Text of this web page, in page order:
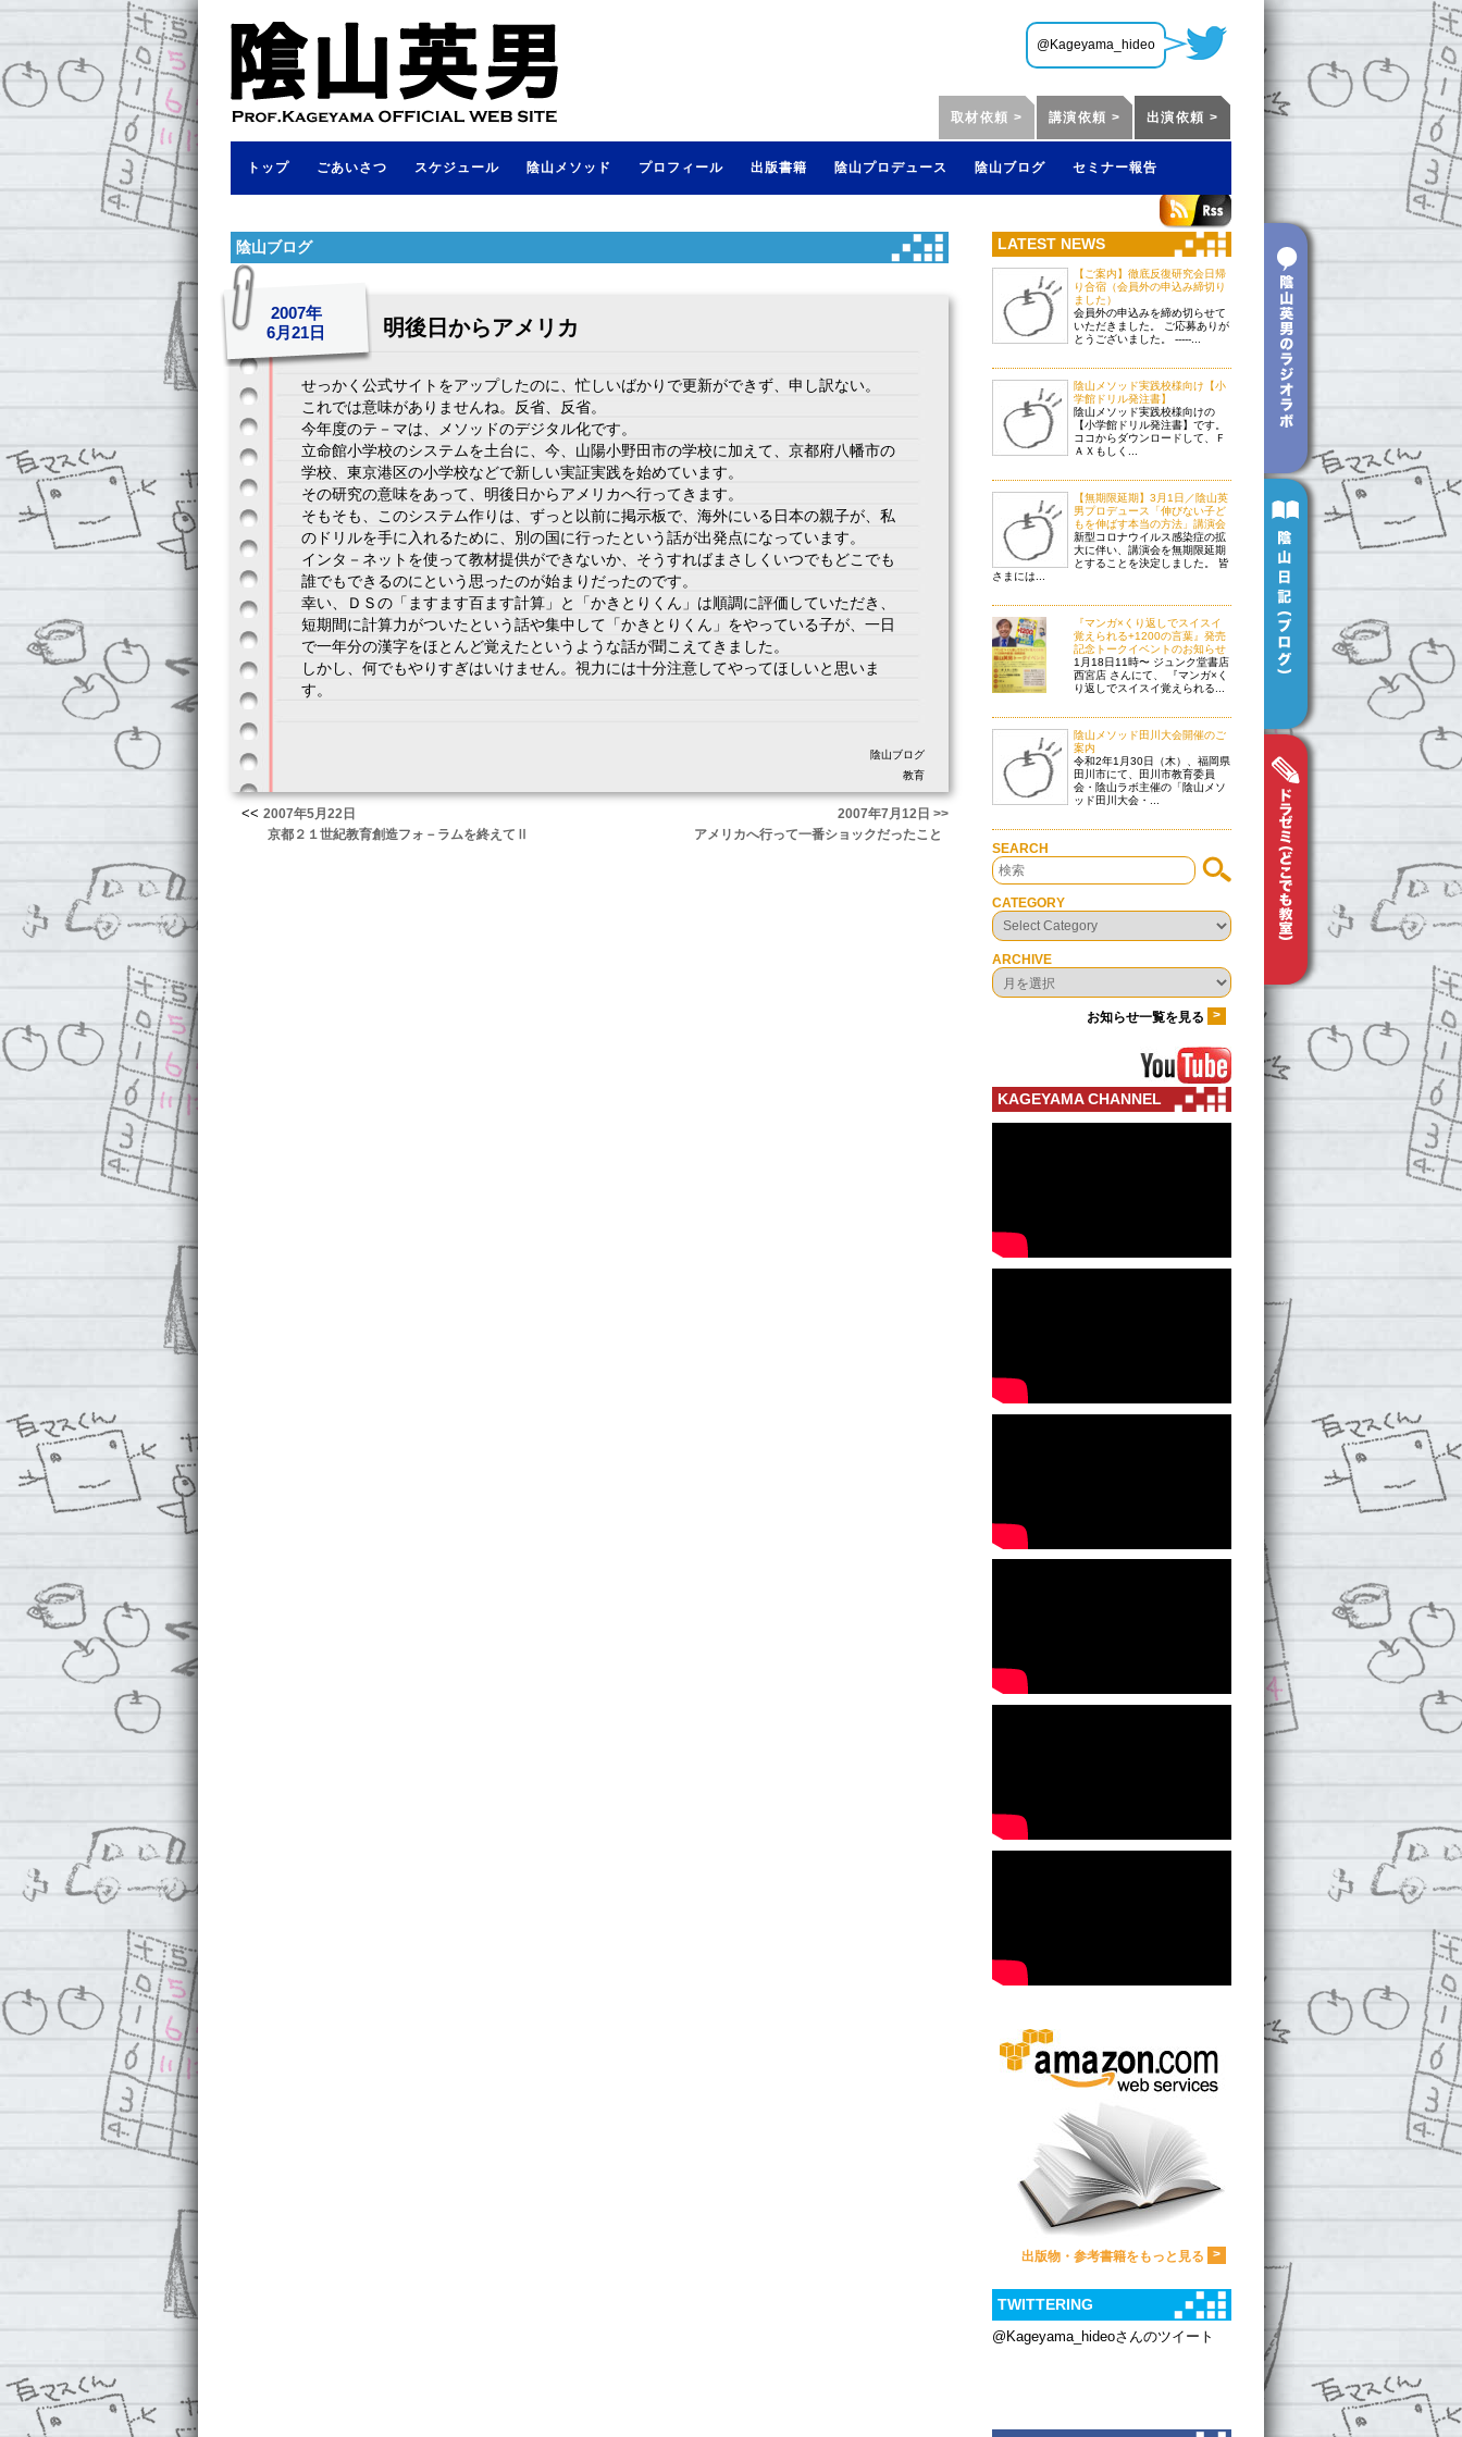
@Kageyama_hideo
トップ ごあいさつ スケジュール 陰山メソッド プロフィール 出版書籍 陰山プロデュース 陰山ブログ セミナー報告
陰山ブログ
明後日からアメリカ
2007年
6月21日
せっかく公式サイトをアップしたのに、忙しいばかりで更新ができず、申し訳ない。
これでは意味がありませんね。反省、反省。
今年度のテ－マは、メソッドのデジタル化です。
立命館小学校のシステムを土台に、今、山陽小野田市の学校に加えて、京都府八幡市の
学校、東京港区の小学校などで新しい実証実践を始めています。
その研究の意味をあって、明後日からアメリカへ行ってきます。
そもそも、このシステム作りは、ずっと以前に掲示板で、海外にいる日本の親子が、私
のドリルを手に入れるために、別の国に行ったという話が出発点になっています。
インタ－ネットを使って教材提供ができないか、そうすればまさしくいつでもどこでも
誰でもできるのにという思ったのが始まりだったのです。
幸い、ＤＳの「ますます百ます計算」と「かきとりくん」は順調に評価していただき、
短期間に計算力がついたという話や集中して「かきとりくん」をやっている子が、一日
で一年分の漢字をほとんど覚えたというような話が聞こえてきました。
しかし、何でもやりすぎはいけません。視力には十分注意してやってほしいと思いま
す。
陰山ブログ
教育
<< 2007年5月22日
京都２１世紀教育創造フォ－ラムを終えてⅡ
2007年7月12日 >>
アメリカへ行って一番ショックだったこと
LATEST NEWS
【ご案内】徹底反復研究会日帰
り合宿（会員外の申込み締切り
ました）
会員外の申込みを締め切らせて
いただきました。 ご応募ありが
とうございました。 -----...
陰山メソッド実践校様向け【小
学館ドリル発注書】
陰山メソッド実践校様向けの
【小学館ドリル発注書】です。
ココからダウンロードして、Ｆ
ＡＸもしく...
【無期限延期】3月1日／陰山英
男プロデュース「伸びない子ど
もを伸ばす本当の方法」講演会
新型コロナウイルス感染症の拡
大に伴い、講演会を無期限延期
とすることを決定しました。 皆
さまには...
『マンガ×くり返しでスイスイ
覚えられる+1200の言葉』発売
記念トークイベントのお知らせ
1月18日11時〜 ジュンク堂書店
西宮店 さんにて、 『マンガ×く
り返しでスイスイ覚えられる...
陰山メソッド田川大会開催のご
案内
令和2年1月30日（木）、福岡県
田川市にて、田川市教育委員
会・陰山ラボ主催の「陰山メソ
ッド田川大会・...
SEARCH
CATEGORY
ARCHIVE
お知らせ一覧を見る >
KAGEYAMA CHANNEL
出版物・参考書籍をもっと見る >
TWITTERING
@Kageyama_hideoさんのツイート
取材依頼 > 講演依頼 > 出演依頼 >